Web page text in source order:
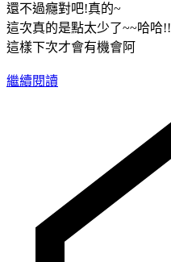
還不過癮對吧!真的~
這次真的是點太少了~~哈哈!!
這樣下次才會有機會阿
繼續閱讀